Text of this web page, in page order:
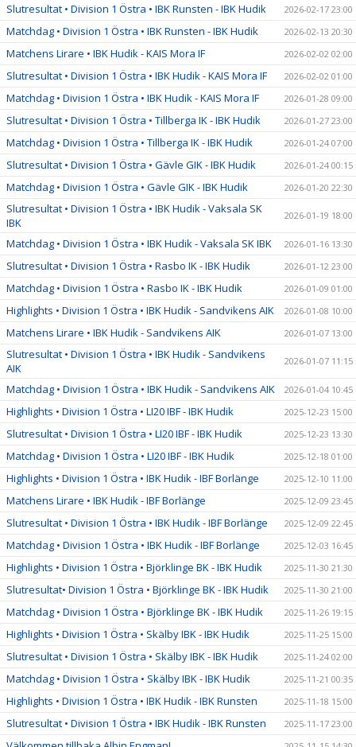
Slutresultat • Division 1 Östra • IBK Runsten - IBK Hudik 2026-02-17 23:00
Matchdag • Division 1 Östra • IBK Runsten - IBK Hudik 2026-02-13 20:30
Matchens Lirare • IBK Hudik - KAIS Mora IF 2026-02-02 02:00
Slutresultat • Division 1 Östra • IBK Hudik - KAIS Mora IF 2026-02-02 01:00
Matchdag • Division 1 Östra • IBK Hudik - KAIS Mora IF 2026-01-28 09:00
Slutresultat • Division 1 Östra • Tillberga IK - IBK Hudik 2026-01-27 23:00
Matchdag • Division 1 Östra • Tillberga IK - IBK Hudik 2026-01-24 07:00
Slutresultat • Division 1 Östra • Gävle GIK - IBK Hudik 2026-01-24 00:15
Matchdag • Division 1 Östra • Gävle GIK - IBK Hudik 2026-01-20 22:30
Slutresultat • Division 1 Östra • IBK Hudik - Vaksala SK
IBK
2026-01-19 18:00
Matchdag • Division 1 Östra • IBK Hudik - Vaksala SK IBK 2026-01-16 13:30
Slutresultat • Division 1 Östra • Rasbo IK - IBK Hudik 2026-01-12 23:00
Matchdag • Division 1 Östra • Rasbo IK - IBK Hudik 2026-01-09 01:00
Highlights • Division 1 Östra • IBK Hudik - Sandvikens AIK 2026-01-08 10:00
Matchens Lirare • IBK Hudik - Sandvikens AIK 2026-01-07 13:00
Slutresultat • Division 1 Östra • IBK Hudik - Sandvikens
AIK
2026-01-07 11:15
Matchdag • Division 1 Östra • IBK Hudik - Sandvikens AIK 2026-01-04 10:45
Highlights • Division 1 Östra • LI20 IBF - IBK Hudik 2025-12-23 15:00
Slutresultat • Division 1 Östra • LI20 IBF - IBK Hudik 2025-12-23 13:30
Matchdag • Division 1 Östra • LI20 IBF - IBK Hudik 2025-12-18 01:00
Highlights • Division 1 Östra • IBK Hudik - IBF Borlänge 2025-12-10 11:00
Matchens Lirare • IBK Hudik - IBF Borlänge 2025-12-09 23:45
Slutresultat • Division 1 Östra • IBK Hudik - IBF Borlänge 2025-12-09 22:45
Matchdag • Division 1 Östra • IBK Hudik - IBF Borlänge 2025-12-03 16:45
Highlights • Division 1 Östra • Björklinge BK - IBK Hudik 2025-11-30 21:30
Slutresultat• Division 1 Östra • Björklinge BK - IBK Hudik 2025-11-30 21:00
Matchdag • Division 1 Östra • Björklinge BK - IBK Hudik 2025-11-26 19:15
Highlights • Division 1 Östra • Skälby IBK - IBK Hudik 2025-11-25 15:00
Slutresultat • Division 1 Östra • Skälby IBK - IBK Hudik 2025-11-24 02:00
Matchdag • Division 1 Östra • Skälby IBK - IBK Hudik 2025-11-21 00:35
Highlights • Division 1 Östra • IBK Hudik - IBK Runsten 2025-11-18 15:00
Slutresultat • Division 1 Östra • IBK Hudik - IBK Runsten 2025-11-17 23:00